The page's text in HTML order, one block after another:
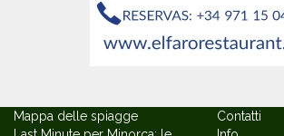
Mappa delle spiagge
Contatti